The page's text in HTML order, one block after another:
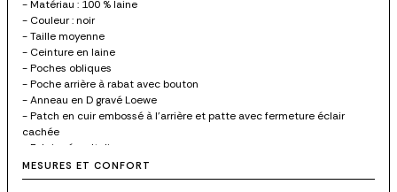
- Matériau : 100 % laine
- Couleur : noir
- Taille moyenne
- Ceinture en laine
- Poches obliques
- Poche arrière à rabat avec bouton
- Anneau en D gravé Loewe
- Patch en cuir embossé à l’arrière et patte avec fermeture éclair
cachée
- Fabriqué en Italie
- Référence : S359Y04XI31100
MESURES ET CONFORT